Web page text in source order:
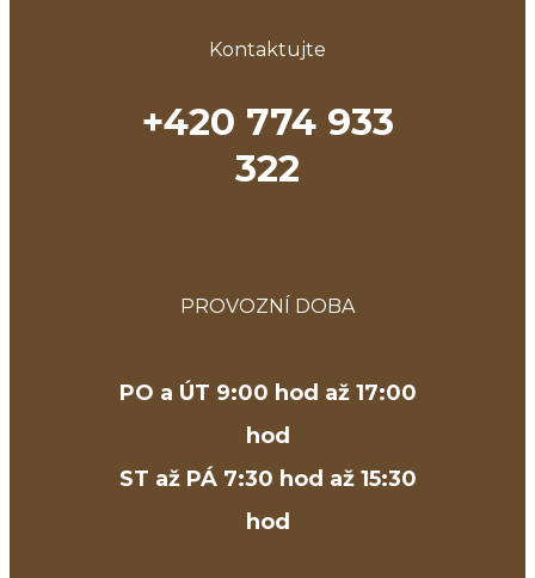
Kontaktujte
+420 774 933
322
PROVOZNÍ DOBA
PO a ÚT 9:00 hod až 17:00
hod
ST až PÁ 7:30 hod až 15:30
hod